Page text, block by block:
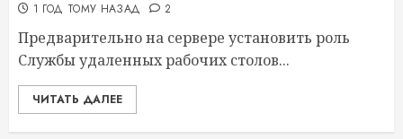
1 ГОД ТОМУ НАЗАД 2
Предварительно на сервере установить роль
Службы удаленных рабочих столов...
ЧИТАТЬ ДАЛЕЕ